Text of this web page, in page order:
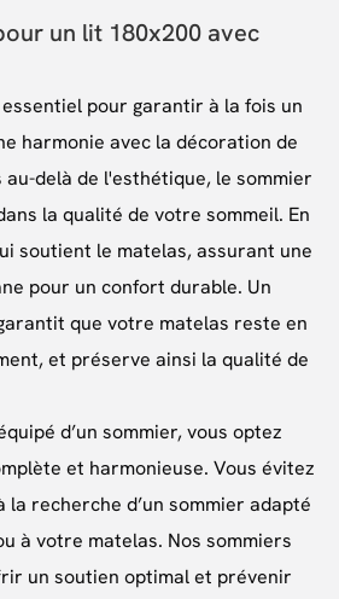
un lit 180x200 avec
pour garantir à la fois un
harmonie avec la décoration de
delà de l'esthétique, le sommier
la qualité de votre sommeil. En
soutient le matelas, assurant une
pour un confort durable. Un
que votre matelas reste en
et préserve ainsi la qualité de
d’un sommier, vous optez
et harmonieuse. Vous évitez
recherche d’un sommier adapté
à votre matelas. Nos sommiers
un soutien optimal et prévenir